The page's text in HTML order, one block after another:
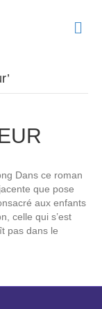
Dans ce roman
que pose
aux enfants
celle qui s’est
pas dans le